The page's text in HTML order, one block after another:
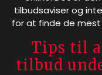
tilbudsaviser og
for at finde de
Tips til
tilbud